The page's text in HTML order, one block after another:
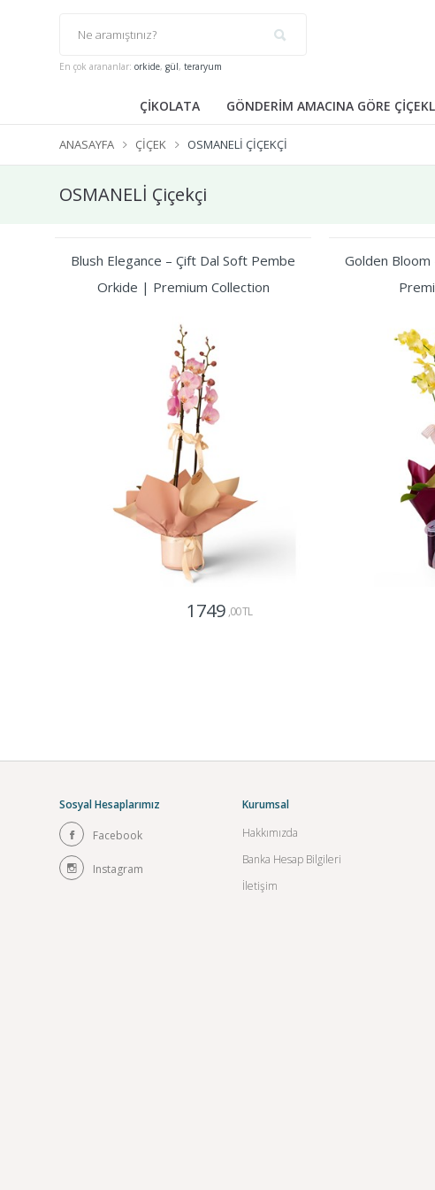
En çok arananlar: orkide, gül, teraryum
ÇİKOLATA GÖNDERİM AMACINA GÖRE
ANASAYFA ÇIÇEK OSMANELİ ÇIÇEKÇI
OSMANELİ Çiçekçi
Blush Elegance – Çift Dal Soft Pembe
Orkide | Premium Collection
1749 ,00 TL
Golden Bloom
Sosyal Hesaplarımız
Facebook
Instagram
Kurumsal
Hakkımızda
Banka Hesap Bilgileri
İletişim